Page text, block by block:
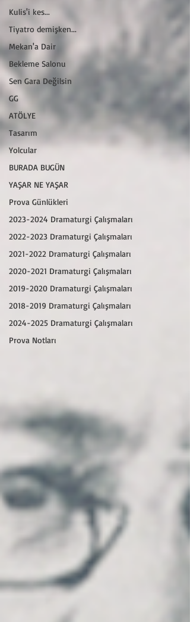
Kulis'i kes...
Tiyatro demişken...
Mekan'a Dair
Bekleme Salonu
Sen Gara Değilsin
GG
ATÖLYE
Tasarım
Yolcular
BURADA BUGÜN
YAŞAR NE YAŞAR
Prova Günlükleri
2023-2024 Dramaturgi Çalışmaları
2022-2023 Dramaturgi Çalışmaları
2021-2022 Dramaturgi Çalışmaları
2020-2021 Dramaturgi Çalışmaları
2019-2020 Dramaturgi Çalışmaları
2018-2019 Dramaturgi Çalışmaları
2024-2025 Dramaturgi Çalışmaları
Prova Notları